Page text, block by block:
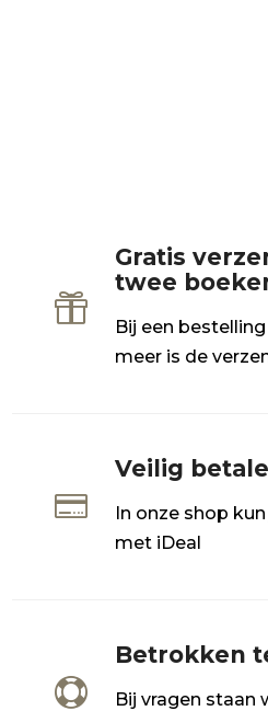

Gratis
twee
Bij een
meer is de

Veilig
In onze shop
met iDeal

Betrokken
Bij vragen staan